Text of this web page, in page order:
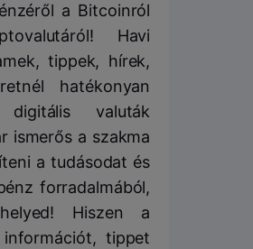
a Bitcoinról
Havi
tippek, hírek,
hatékonyan
valuták
ismerős a szakma
a tudásodat és
forradalmából,
Hiszen a
tippet